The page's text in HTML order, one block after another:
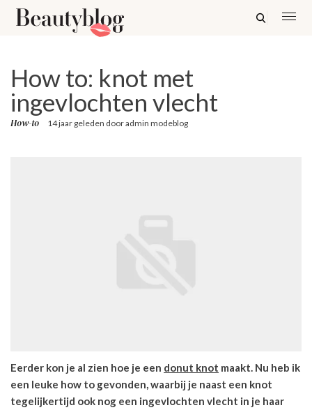
How to: knot met
ingevlochten vlecht
How-to 14 jaar geleden dooradmin modeblog
Eerder kon je al zien hoe je een donut knot maakt. Nu heb ik
een leuke how to gevonden, waarbij je naast een knot
tegelijkertijd ook nog een ingevlochten vlecht in je haar